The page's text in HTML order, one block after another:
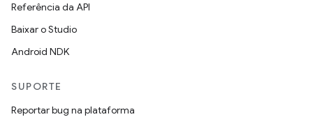
Referência da API
Baixar o Studio
Android NDK
SUPORTE
Reportar bug na plataforma